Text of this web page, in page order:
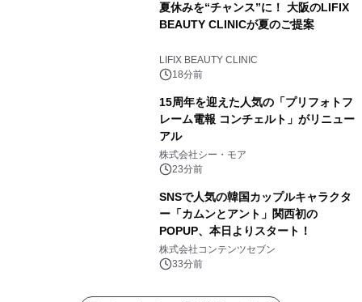
夏休みを“チャンス”に！ 大阪のLIFIX
BEAUTY CLINICが夏のご提案
LIFIX BEAUTY CLINIC
18分前
15周年を迎えた人気の「プリフォトフ
レーム電報 コンチェルト」がリニュー
アル
株式会社シー・モア
23分前
SNSで人気の韓国カップルキャラクタ
ー「カムンとアント」関西初の
POPUP、本日よりスタート！
株式会社コンテンツセブン
33分前